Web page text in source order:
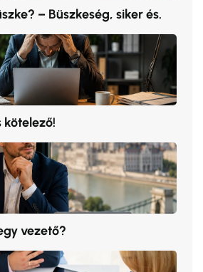
– Büszkeség, siker és.
kötelező!
vezető?